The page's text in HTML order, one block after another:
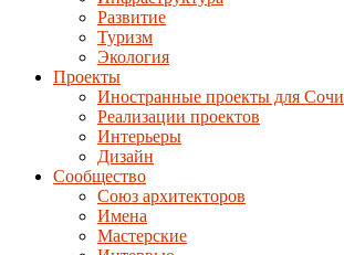
Развитие
Туризм
Экология
Проекты
Иностранные проекты для Сочи
Реализации проектов
Интерьеры
Дизайн
Сообщество
Союз архитекторов
Имена
Мастерские